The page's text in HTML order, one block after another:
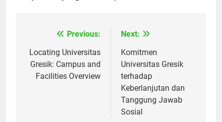
Navigasi
pos
Locating Universitas
Gresik: Campus and
Komitmen
Universitas Gresik
terhadap
Keberlanjutan dan
Tanggung Jawab